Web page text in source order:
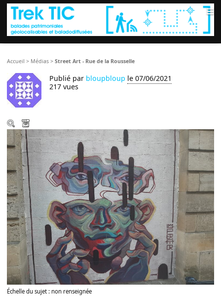
≡
Accueil > Médias >Street Art - Rue de la Rousselle
Publié par bloupbloup le 07/06/2021
217 vues
Échelle du sujet : non renseignée